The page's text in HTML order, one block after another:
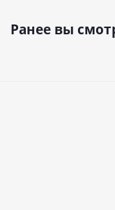
Ранее вы